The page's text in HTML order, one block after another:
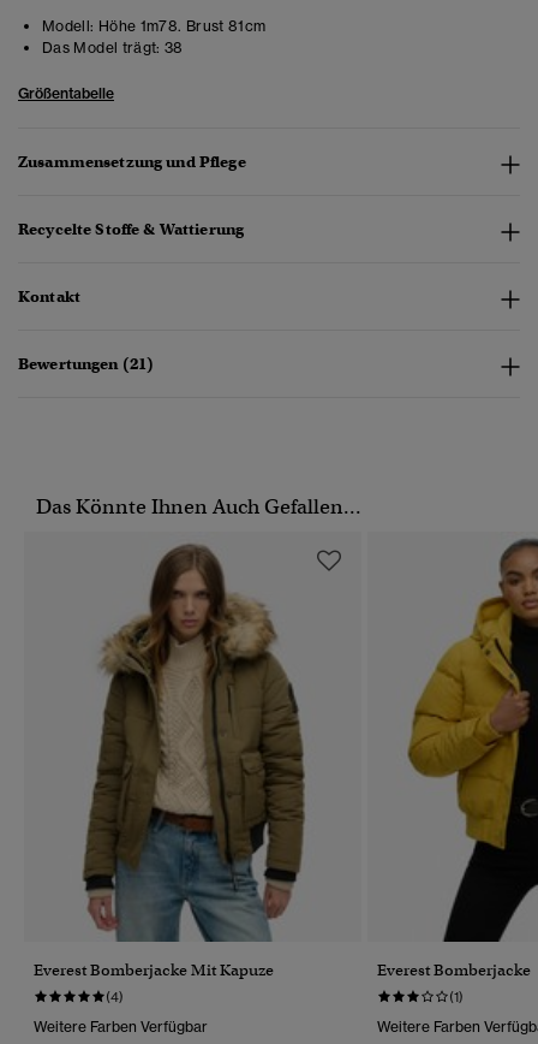
Modell: Höhe 1m78. Brust 81cm
Das Model trägt: 38
Größentabelle
Zusammensetzung und Pflege
Recycelte Stoffe & Wattierung
Kontakt
Bewertungen (21)
Das Könnte Ihnen Auch Gefallen...
Everest Bomberjacke Mit Kapuze
(4)
Weitere Farben Verfügbar
Everest Bomberjacke
(1)
Weitere Farben